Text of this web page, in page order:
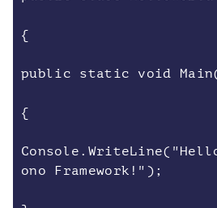
{
public static void
{
ono Framework!");